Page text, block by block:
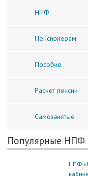
НПФ
Пенсионерам
Пособие
Расчет пенсии
Самозанятые
Популярные НПФ
НПФ